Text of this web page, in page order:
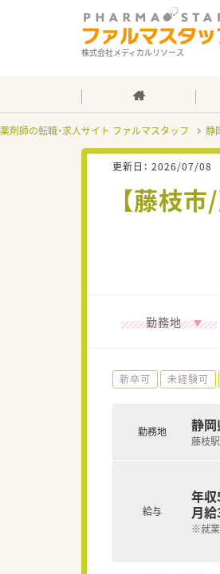
株式会社メディカルリソース
薬剤師の転職・求人サイト ファルマスタッフ 静
更新日： 2026/07/08
【藤枝
勤務地
新卒可 未経験可
勤務地 静
藤枝
給与
年
月
※就業